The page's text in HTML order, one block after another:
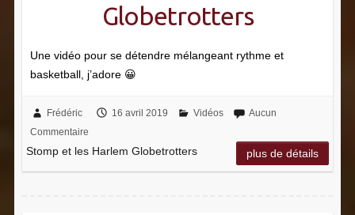
Globetrotters
Une vidéo pour se détendre mélangeant rythme et
basketball, j’adore 😀
Frédéric 16 avril 2019 Vidéos
Aucun
Commentaire
Stomp et les Harlem Globetrotters plus de détails